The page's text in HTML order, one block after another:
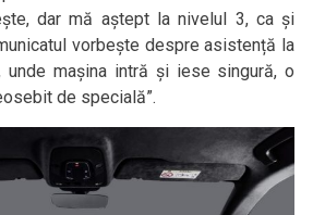
dar mă aștept la nivelul 3, ca și
vorbește despre asistență la
unde mașina intră și iese singură, o
de specială”.